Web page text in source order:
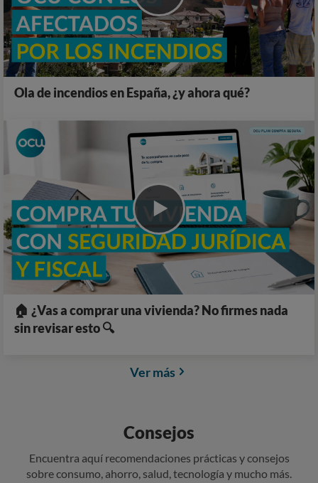
Ola de incendios en España, ¿y ahora qué?
🏠 ¿Vas a comprar una vivienda? No firmes nada
sin revisar esto 🔍
Ver más
Consejos
Encuentra aquí recomendaciones prácticas y consejos
sobre consumo, ahorro, salud, tecnología y mucho más.